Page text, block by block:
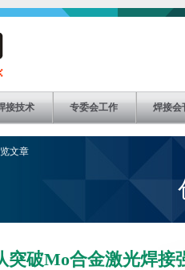
接技术 专委会工作 焊接会
文章
突破Mo合金激光焊接